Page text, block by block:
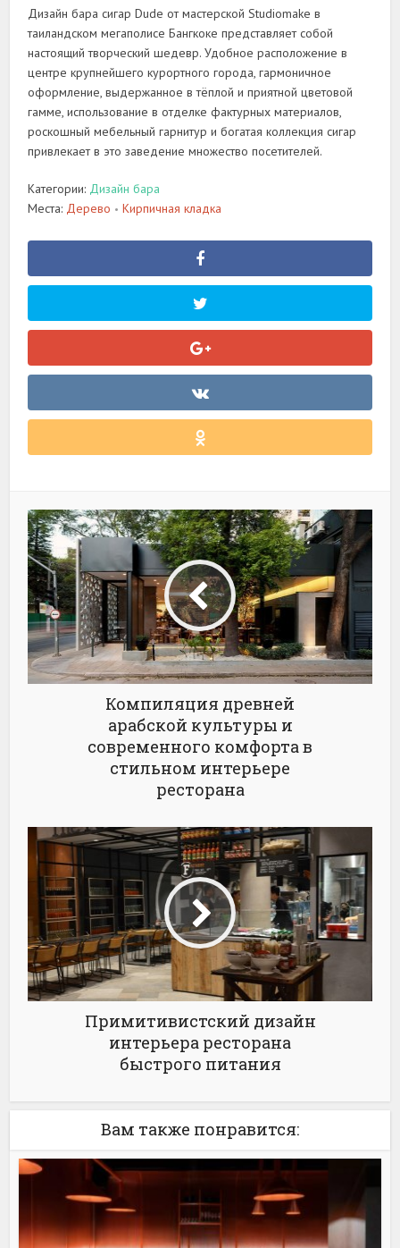
Дизайн бара сигар Dude от мастерской Studiomake в
таиландском мегаполисе Бангкоке представляет собой
настоящий творческий шедевр. Удобное расположение в
центре крупнейшего курортного города, гармоничное
оформление, выдержанное в тёплой и приятной цветовой
гамме, использование в отделке фактурных материалов,
роскошный мебельный гарнитур и богатая коллекция сигар
привлекает в это заведение множество посетителей.
Категории: Дизайн бара
Места: Дерево • Кирпичная кладка
Компиляция древней
арабской культуры и
современного комфорта в
стильном интерьере
ресторана
Примитивистский дизайн
интерьера ресторана
быстрого питания
Вам также понравится: